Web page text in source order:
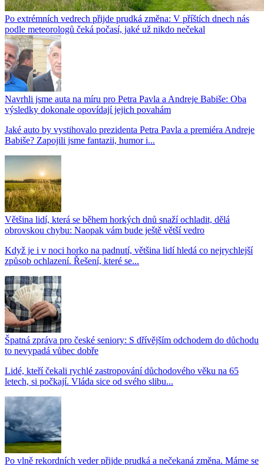
Po extrémních vedrech přijde prudká změna: V příštích dnech nás
podle meteorologů čeká počasí, jaké už nikdo nečekal
Navrhli jsme auta na míru pro Petra Pavla a Andreje Babiše: Oba
výsledky dokonale opovídají jejich povahám
Jaké auto by vystihovalo prezidenta Petra Pavla a premiéra Andreje
Babiše? Zapojili jsme fantazii, humor i...
Většina lidí, která se během horkých dnů snaží ochladit, dělá
obrovskou chybu: Naopak vám bude ještě větší vedro
Když je i v noci horko na padnutí, většina lidí hledá co nejrychlejší
způsob ochlazení. Řešení, které se...
Špatná zpráva pro české seniory: S dřívějším odchodem do důchodu
to nevypadá vůbec dobře
Lidé, kteří čekali rychlé zastropování důchodového věku na 65
letech, si počkají. Vláda sice od svého slibu...
Po vlně rekordních veder přijde prudká a nečekaná změna. Máme se